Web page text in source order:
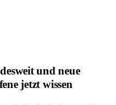
und neue
jetzt wissen